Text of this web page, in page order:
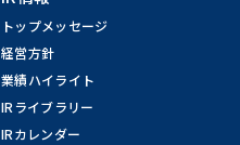
トップメッセージ
経営方針
業績ハイライト
IRライブラリー
IRカレンダー